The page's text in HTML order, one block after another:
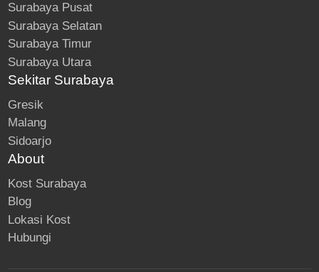
Surabaya Pusat
Surabaya Selatan
Surabaya Timur
Surabaya Utara
Sekitar Surabaya
Gresik
Malang
Sidoarjo
About
Kost Surabaya
Blog
Lokasi Kost
Hubungi